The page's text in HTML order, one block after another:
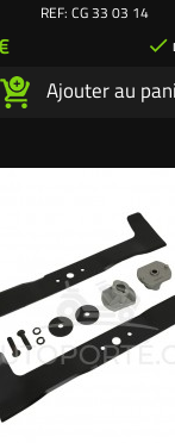
REF: CG 33 03 14

Ajouter au